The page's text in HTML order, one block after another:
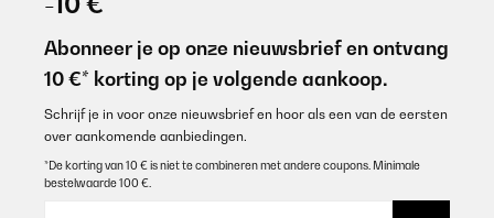
Abonneer je op onze nieuwsbrief en ontvang
10 €* korting op je volgende aankoop.
Schrijf je in voor onze nieuwsbrief en hoor als een van de eersten
over aankomende aanbiedingen.
*De korting van 10 € is niet te combineren met andere coupons. Minimale
bestelwaarde 100 €.